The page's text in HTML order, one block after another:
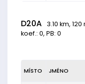
D20A 3.10 km,
koef.: 0, PB: 0
MÍSTO JMÉNO